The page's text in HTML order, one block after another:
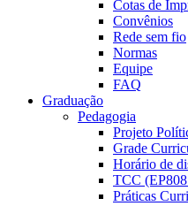
Cotas de
Convênios
Rede sem fio
Normas
Equipe
FAQ
Graduação
Pedagogia
Projeto
Grade
Horário de
TCC
Práticas